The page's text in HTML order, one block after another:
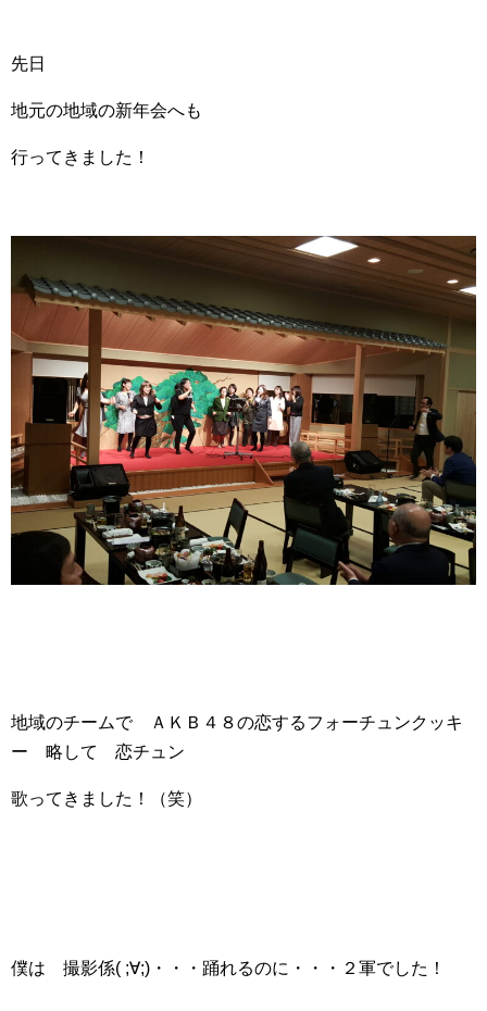
先日
地元の地域の新年会へも
行ってきました！
地域のチームで ＡＫＢ４８の恋するフォーチュンクッキ
ー 略して 恋チュン
歌ってきました！（笑）
僕は 撮影係( ;∀;)・・・踊れるのに・・・２軍でした！